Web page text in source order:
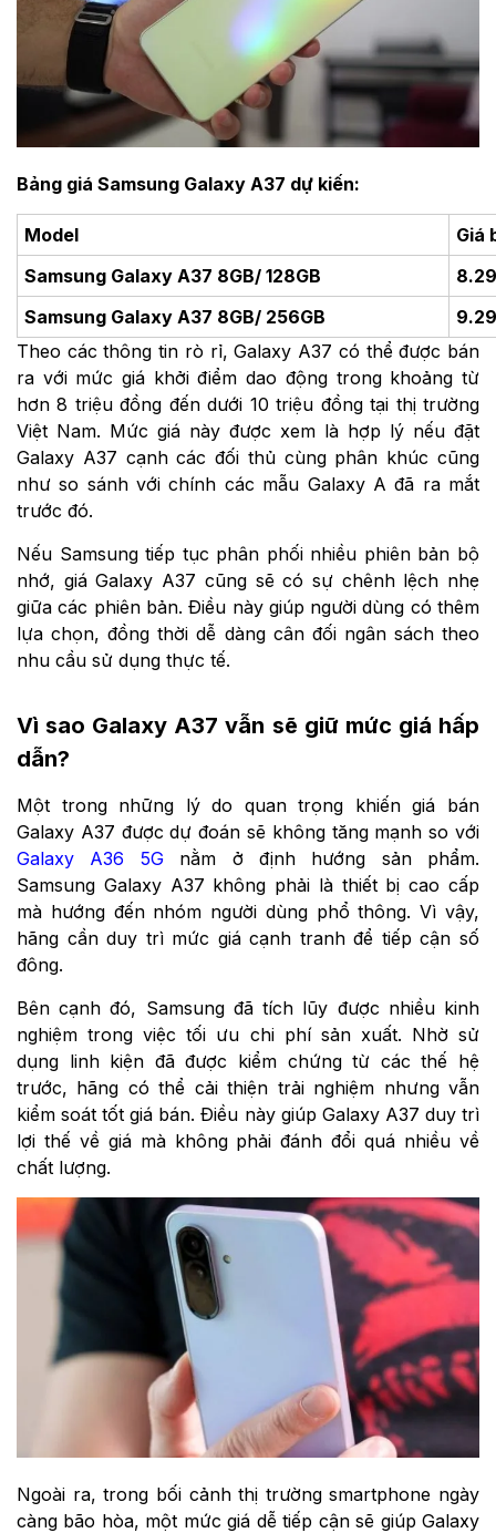
Bảng giá Samsung Galaxy A37 dự kiến:
Model
Giá
Samsung Galaxy A37 8GB/ 128GB
Samsung Galaxy A37 8GB/ 256GB
Theo các thông tin rò rỉ, Galaxy A37 có thể được bán
ra với mức giá khởi điểm dao động trong khoảng từ
hơn 8 triệu đồng đến dưới 10 triệu đồng tại thị trường
Việt Nam. Mức giá này được xem là hợp lý nếu đặt
Galaxy A37 cạnh các đối thủ cùng phân khúc cũng
như so sánh với chính các mẫu Galaxy A đã ra mắt
trước đó.
Nếu Samsung tiếp tục phân phối nhiều phiên bản bộ
nhớ, giá Galaxy A37 cũng sẽ có sự chênh lệch nhẹ
giữa các phiên bản. Điều này giúp người dùng có thêm
lựa chọn, đồng thời dễ dàng cân đối ngân sách theo
nhu cầu sử dụng thực tế.
Vì sao Galaxy A37 vẫn sẽ giữ mức giá hấp
dẫn?
Một trong những lý do quan trọng khiến giá bán
Galaxy A37 được dự đoán sẽ không tăng mạnh so với
Galaxy A36 5Gnằm ở định hướng sản phẩm.
Samsung Galaxy A37 không phải là thiết bị cao cấp
mà hướng đến nhóm người dùng phổ thông. Vì vậy,
hãng cần duy trì mức giá cạnh tranh để tiếp cận số
đông.
Bên cạnh đó, Samsung đã tích lũy được nhiều kinh
nghiệm trong việc tối ưu chi phí sản xuất. Nhờ sử
dụng linh kiện đã được kiểm chứng từ các thế hệ
trước, hãng có thể cải thiện trải nghiệm nhưng vẫn
kiểm soát tốt giá bán. Điều này giúp Galaxy A37 duy trì
lợi thế về giá mà không phải đánh đổi quá nhiều về
chất lượng.
Ngoài ra, trong bối cảnh thị trường smartphone ngày
càng bão hòa, một mức giá dễ tiếp cận sẽ giúp Galaxy